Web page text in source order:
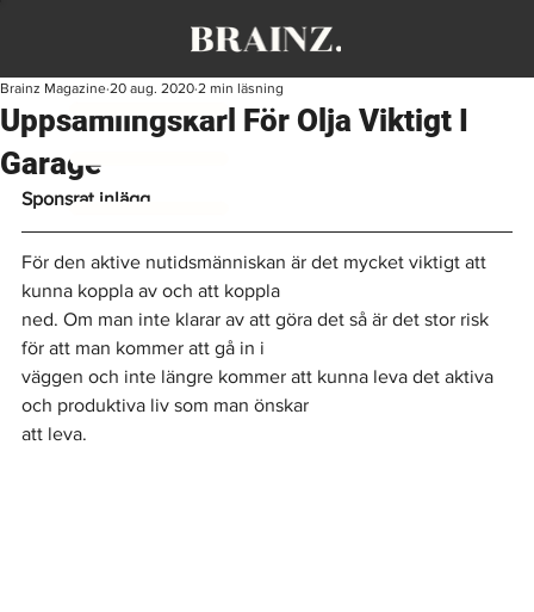
Uppsamlingskärl För Olja Viktigt I
Garage
Brainz Magazine 20 aug. 2020 2 min läsning
Sponsrat inlägg
För den aktive nutidsmänniskan är det mycket viktigt att
kunna koppla av och att koppla
ned. Om man inte klarar av att göra det så är det stor risk
för att man kommer att gå in i
väggen och inte längre kommer att kunna leva det aktiva
och produktiva liv som man önskar
att leva.